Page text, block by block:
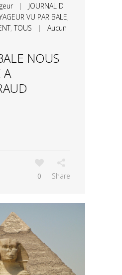
| JOURNAL D
VU PAR BALE,
,TOUS | Aucun
NOUS
A
0 Share